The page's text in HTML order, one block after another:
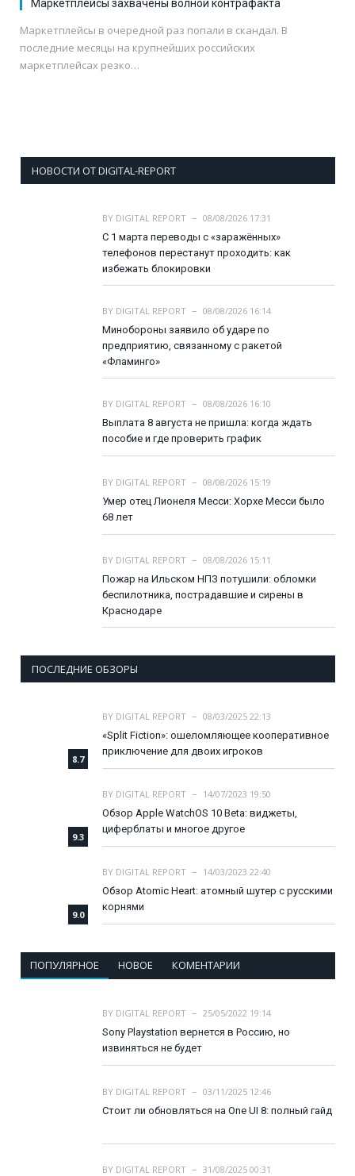
Маркетплейсы захвачены волной контрафакта
Маркетплейсы в очередной раз попали в скандал. В
последние месяцы на крупнейших российских
маркетплейсах резко…
НОВОСТИ ОТ DIGITAL-REPORT
BY DIGITAL REPORT
08/08/2026 17:31
С 1 марта переводы с «заражённых»
телефонов перестанут проходить: как
избежать блокировки
BY DIGITAL REPORT
08/08/2026 16:14
Минобороны заявило об ударе по
предприятию, связанному с ракетой
«Фламинго»
BY DIGITAL REPORT
08/08/2026 16:10
Выплата 8 августа не пришла: когда ждать
пособие и где проверить график
BY DIGITAL REPORT
08/08/2026 15:19
Умер отец Лионеля Месси: Хорхе Месси было
68 лет
BY DIGITAL REPORT
08/08/2026 15:11
Пожар на Ильском НПЗ потушили: обломки
беспилотника, пострадавшие и сирены в
Краснодаре
ПОСЛЕДНИЕ ОБЗОРЫ
8.7
BY DIGITAL REPORT
08/03/2025 22:13
«Split Fiction»: ошеломляющее кооперативное
приключение для двоих игроков
9.3
BY DIGITAL REPORT
14/07/2023 19:50
Обзор Apple WatchOS 10 Beta: виджеты,
циферблаты и многое другое
9.0
BY DIGITAL REPORT
14/03/2023 22:40
Обзор Atomic Heart: атомный шутер с русскими
корнями
ПОПУЛЯРНОЕ НОВОЕ КОМЕНТАРИИ
BY DIGITAL REPORT
25/05/2022 19:14
Sony Playstation вернется в Россию, но
извиняться не будет
BY DIGITAL REPORT
03/11/2025 12:46
Стоит ли обновляться на One UI 8: полный гайд
BY DIGITAL REPORT
31/08/2025 00:31